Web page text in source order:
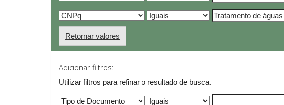
Retornar valores
Adicionar filtros:
Utilizar filtros para refinar o resultado de busca.